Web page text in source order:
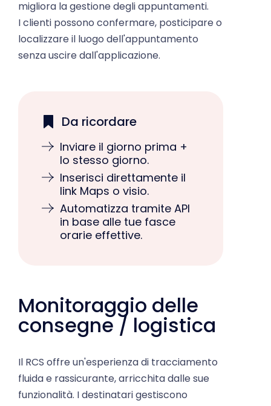
I clienti possono confermare, posticipare o
localizzare il luogo dell'appuntamento
senza uscire dall'applicazione.
lo stesso giorno.
Inserisci direttamente il
link Maps o visio.
Automatizza tramite API
in base alle tue fasce
orarie effettive.
Monitoraggio delle
consegne / logistica
fluida e rassicurante, arricchita dalle sue
funzionalità. I destinatari gestiscono
autonomamente la consegna o la